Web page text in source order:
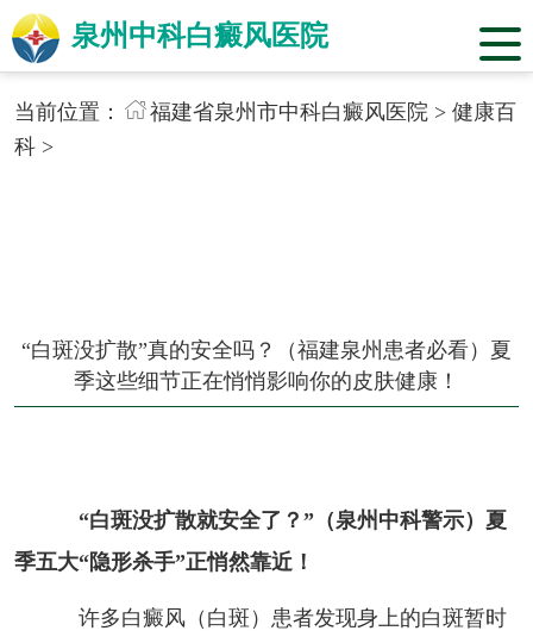
泉州中科白癜风医院
当前位置： 福建省泉州市中科白癜风医院> 健康百
科>
“白斑没扩散”真的安全吗？（福建泉州患者必看）夏
季这些细节正在悄悄影响你的皮肤健康！
“白斑没扩散就安全了？”（泉州中科警示）夏
季五大“隐形杀手”正悄然靠近！
许多白癜风（白斑）患者发现身上的白斑暂时